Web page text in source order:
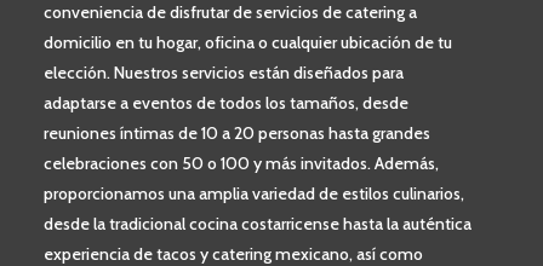
conveniencia de disfrutar de servicios de catering a
domicilio en tu hogar, oficina o cualquier ubicación de tu
elección. Nuestros servicios están diseñados para
adaptarse a eventos de todos los tamaños, desde
reuniones íntimas de 10 a 20 personas hasta grandes
celebraciones con 50 o 100 y más invitados. Además,
proporcionamos una amplia variedad de estilos culinarios,
desde la tradicional cocina costarricense hasta la auténtica
experiencia de tacos y catering mexicano, así como